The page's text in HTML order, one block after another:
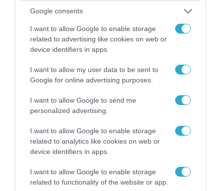
Google consents
I want to allow Google to enable storage
related to advertising like cookies on web or
device identifiers in apps.
I want to allow my user data to be sent to
Google for online advertising purposes.
I want to allow Google to send me
personalized advertising.
I want to allow Google to enable storage
related to analytics like cookies on web or
device identifiers in apps.
I want to allow Google to enable storage
related to functionality of the website or app.
«Επιχείρηση ελεύθερα πεζοδρόμια» στην
Αθήνα: Απομακρύνθηκαν παράνομα
αντικείμενα από κοινόχρηστους χώρους